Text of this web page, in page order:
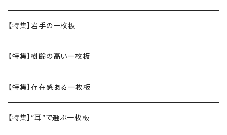
【特集】岩手の一枚板
【特集】樹齢の高い一枚板
【特集】存在感ある一枚板
【特集】”耳”で選ぶ一枚板